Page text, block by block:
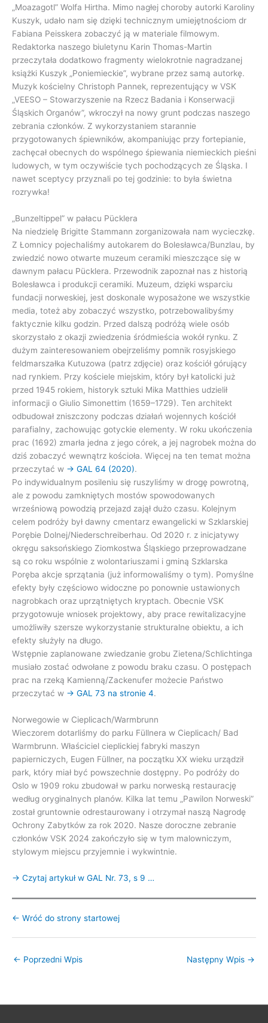
„Moazagotl” Wolfa Hirtha. Mimo nagłej choroby autorki Karoliny
Kuszyk, udało nam się dzięki technicznym umiejętnościom dr
Fabiana Peisskera zobaczyć ją w materiale filmowym.
Redaktorka naszego biuletynu Karin Thomas-Martin
przeczytała dodatkowo fragmenty wielokrotnie nagradzanej
książki Kuszyk „Poniemieckie”, wybrane przez samą autorkę.
Muzyk kościelny Christoph Pannek, reprezentujący w VSK
„VEESO – Stowarzyszenie na Rzecz Badania i Konserwacji
Śląskich Organów”, wkroczył na nowy grunt podczas naszego
zebrania członków. Z wykorzystaniem starannie
przygotowanych śpiewników, akompaniując przy fortepianie,
zachęcał obecnych do wspólnego śpiewania niemieckich pieśni
ludowych, w tym oczywiście tych pochodzących ze Śląska. I
nawet sceptycy przyznali po tej godzinie: to była świetna
rozrywka!
„Bunzeltippel” w pałacu Pücklera
Na niedzielę Brigitte Stammann zorganizowała nam wycieczkę.
Z Łomnicy pojechaliśmy autokarem do Bolesławca/Bunzlau, by
zwiedzić nowo otwarte muzeum ceramiki mieszczące się w
dawnym pałacu Pücklera. Przewodnik zapoznał nas z historią
Bolesławca i produkcji ceramiki. Muzeum, dzięki wsparciu
fundacji norweskiej, jest doskonale wyposażone we wszystkie
media, toteż aby zobaczyć wszystko, potrzebowalibyśmy
faktycznie kilku godzin. Przed dalszą podróżą wiele osób
skorzystało z okazji zwiedzenia śródmieścia wokół rynku. Z
dużym zainteresowaniem obejrzeliśmy pomnik rosyjskiego
feldmarszałka Kutuzowa (patrz zdjęcie) oraz kościół górujący
nad rynkiem. Przy kościele miejskim, który był katolicki już
przed 1945 rokiem, historyk sztuki Mika Matthies udzielił
informacji o Giulio Simonettim (1659–1729). Ten architekt
odbudował zniszczony podczas działań wojennych kościół
parafialny, zachowując gotyckie elementy. W roku ukończenia
prac (1692) zmarła jedna z jego córek, a jej nagrobek można do
dziś zobaczyć wewnątrz kościoła. Więcej na ten temat można
przeczytać w → GAL 64 (2020).
Po indywidualnym posileniu się ruszyliśmy w drogę powrotną,
ale z powodu zamkniętych mostów spowodowanych
wrześniową powodzią przejazd zajął dużo czasu. Kolejnym
celem podróży był dawny cmentarz ewangelicki w Szklarskiej
Porębie Dolnej/Niederschreiberhau. Od 2020 r. z inicjatywy
okręgu saksońskiego Ziomkostwa Śląskiego przeprowadzane
są co roku wspólnie z wolontariuszami i gminą Szklarska
Poręba akcje sprzątania (już informowaliśmy o tym). Pomyślne
efekty były częściowo widoczne po ponownie ustawionych
nagrobkach oraz uprzątniętych kryptach. Obecnie VSK
przygotowuje wniosek projektowy, aby prace rewitalizacyjne
umożliwiły szersze wykorzystanie strukturalne obiektu, a ich
efekty służyły na długo.
Wstępnie zaplanowane zwiedzanie grobu Zietena/Schlichtinga
musiało zostać odwołane z powodu braku czasu. O postępach
prac na rzeką Kamienną/Zackenufer możecie Państwo
przeczytać w → GAL 73 na stronie 4.
Norwegowie w Cieplicach/Warmbrunn
Wieczorem dotarliśmy do parku Füllnera w Cieplicach/ Bad
Warmbrunn. Właściciel cieplickiej fabryki maszyn
papierniczych, Eugen Füllner, na początku XX wieku urządził
park, który miał być powszechnie dostępny. Po podróży do
Oslo w 1909 roku zbudował w parku norweską restaurację
według oryginalnych planów. Kilka lat temu „Pawilon Norweski”
został gruntownie odrestaurowany i otrzymał naszą Nagrodę
Ochrony Zabytków za rok 2020. Nasze doroczne zebranie
członków VSK 2024 zakończyło się w tym malowniczym,
stylowym miejscu przyjemnie i wykwintnie.
→ Czytaj artykuł w GAL Nr. 73, s 9 …
← Wróć do strony startowej
← Poprzedni Wpis Następny Wpis →